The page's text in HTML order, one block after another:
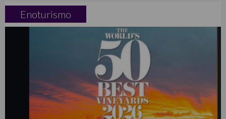
Enoturismo